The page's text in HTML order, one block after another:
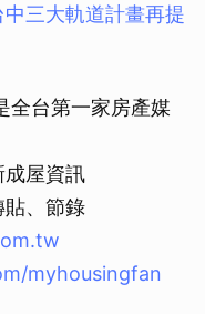
三大軌道計畫再提
全台第一家房產媒
成屋資訊
貼、節錄
myhousingfan